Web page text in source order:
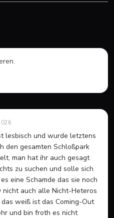
lesbisch und wurde letztens
den gesamten Schloßpark
man hat ihr auch gesagt
zu suchen und solle sich
eine Schamde das sie noch
auch alle Nicht-Heteros
weiß ist das Coming-Out
und bin froth es nicht